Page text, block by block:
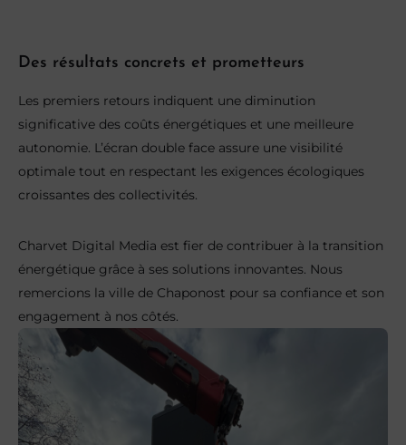
Des résultats concrets et prometteurs
Les premiers retours indiquent une diminution
significative des coûts énergétiques et une meilleure
autonomie. L’écran double face assure une visibilité
optimale tout en respectant les exigences écologiques
croissantes des collectivités.
Charvet Digital Media est fier de contribuer à la transition
énergétique grâce à ses solutions innovantes. Nous
remercions la ville de Chaponost pour sa confiance et son
engagement à nos côtés.